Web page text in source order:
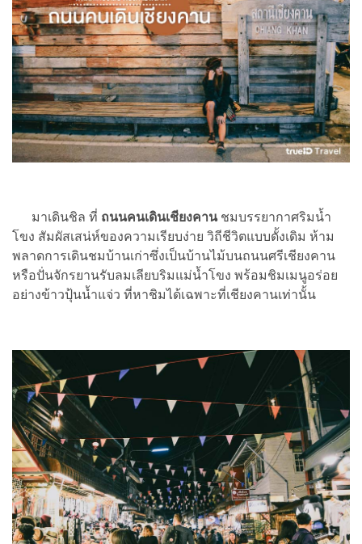
มาเดินชิล ที่ ถนนคนเดินเชียงคานชมบรรยากาศริมน้ำ
โขง สัมผัสเสน่ห์ของความเรียบง่าย วิถีชีวิตแบบดั้งเดิม ห้าม
พลาดการเดินชมบ้านเก่าซึ่งเป็นบ้านไม้บนถนนศรีเชียงคาน
หรือปั่นจักรยานรับลมเลียบริมแม่น้ำโขง พร้อมชิมเมนูอร่อย
อย่างข้าวปุ้นน้ำแจ่ว ที่หาชิมได้เฉพาะที่เชียงคานเท่านั้น